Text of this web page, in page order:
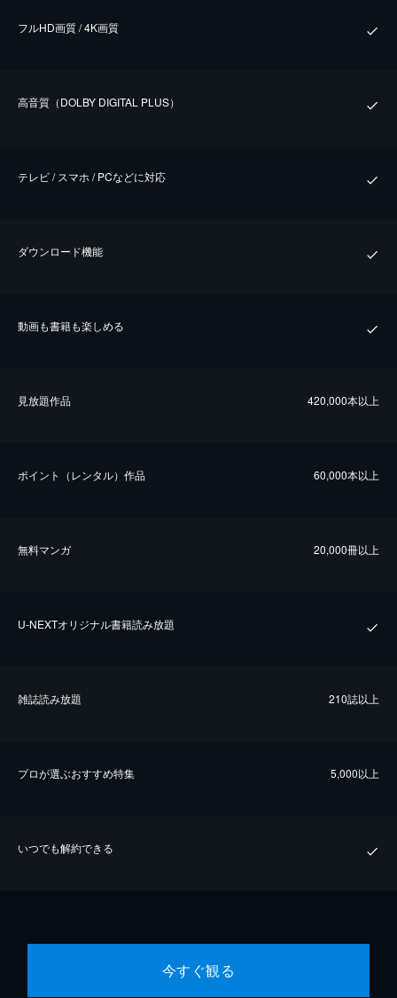
フルHD画質 / 4K画質
⾼⾳質（DOLBY DIGITAL PLUS）
テレビ / スマホ / PCなどに対応
ダウンロード機能
動画も書籍も楽しめる
⾒放題作品 420,000本以上
ポイント（レンタル）作品 60,000本以上
無料マンガ 20,000冊以上
U-NEXTオリジナル書籍読み放題
雑誌読み放題 210誌以上
プロが選ぶおすすめ特集 5,000以上
いつでも解約できる
今すぐ観る